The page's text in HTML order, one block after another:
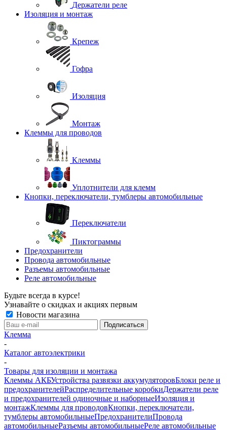
Держатели реле
Изоляция и монтаж
Крепеж
Гофра
Изоляция
Монтаж
Клеммы для проводов
Клеммы
Уплотнители для клемм
Кнопки, переключатели, тумблеры автомобильные
Переключатели
Пиктограммы
Предохранители
Провода автомобильные
Разъемы автомобильные
Реле автомобильные
Будьте всегда в курсе!
Узнавайте о скидках и акциях первым
Новости магазина
Клемма
-
Каталог автоэлектрики
-
Товары для изоляции и монтажа
Клеммы АКБУстройства развязки аккумуляторовБлоки реле и
предохранителейРаспределительные коробкиДержатели реле
и предохранителей одиночные и наборныеИзоляция и
монтажКлеммы для проводовКнопки, переключатели,
тумблеры автомобильныеПредохранителиПровода
автомобильныеРазъемы автомобильныеРеле автомобильные